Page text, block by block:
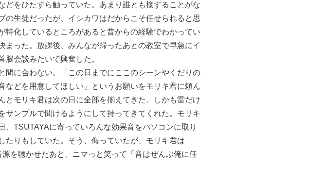
をひたすら触っていた。あまり誰とも接することがな
の生徒だったが、イシカワはだからこそ任せられると思
特化しているところがあると昔からの経験でわかってい
った。放課後、みんなが帰ったあとの教室で早急にイ
会談みたいで興奮した。
に合わない。「この日までにここのシーンやくだりの
どを用意してほしい」というお願いをモリキ君に頼ん
モリキ君は次の日に全部を揃えてきた。しかも雷だけ
ンプルで聞けるようにして持ってきてくれた。モリキ
TSUTAYAに寄っていろんな効果音をパソコンに取り
たりもしていた。そう、侮っていたが、モリキ君は
を聴かせたあと、ニマっと笑って「音はぜんぶ俺に任